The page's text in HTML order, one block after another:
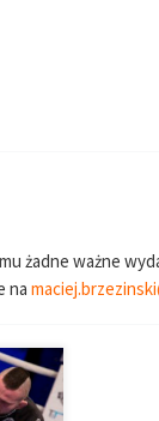
żadne ważne
na